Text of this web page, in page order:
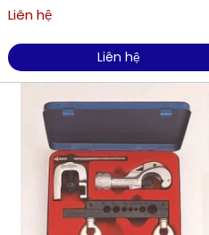
Liên hệ
Liên hệ